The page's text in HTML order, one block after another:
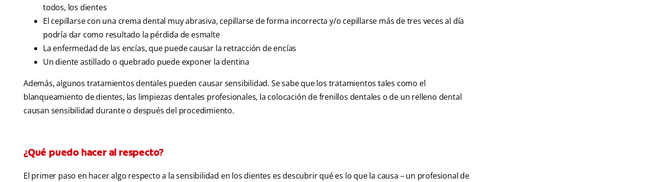
todos, los dientes
El cepillarse con una crema dental muy abrasiva, cepillarse de forma incorrecta y/o cepillarse más de tres veces al día
podría dar como resultado la pérdida de esmalte
La enfermedad de las encías, que puede causar la retracción de encías
Un diente astillado o quebrado puede exponer la dentina
Además, algunos tratamientos dentales pueden causar sensibilidad. Se sabe que los tratamientos tales como el
blanqueamiento de dientes, las limpiezas dentales profesionales, la colocación de frenillos dentales o de un relleno dental
causan sensibilidad durante o después del procedimiento.
¿Qué puedo hacer al respecto?
El primer paso en hacer algo respecto a la sensibilidad en los dientes es descubrir qué es lo que la causa – un profesional de